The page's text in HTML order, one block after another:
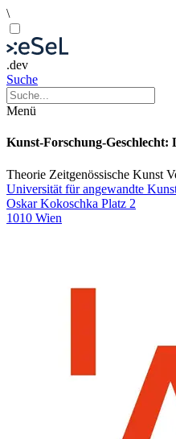
\
.dev
Suche
Menü
Kunst-Forschung-
Theorie Zeitgenössische Kunst
Universität für angewandte
Oskar Kokoschka Platz 2
1010 Wien